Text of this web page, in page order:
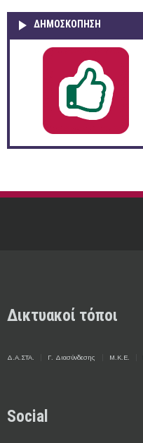
ΔΗΜΟΣΚΌΠΗΣΗ
Δικτυακοί τόποι
Δ.Α.ΣΤΑ. Γ. Διασύνδεσης Μ.Κ.Ε.
Social